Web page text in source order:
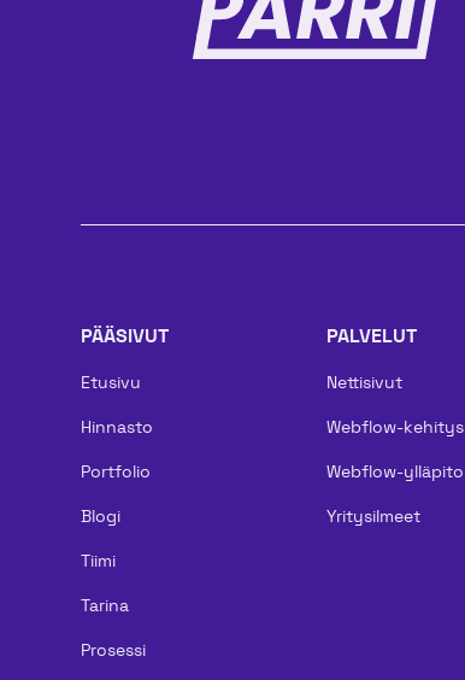
PÄÄSIVUT
Etusivu
Hinnasto
Portfolio
Blogi
Tiimi
Tarina
Prosessi
PALVELUT
Nettisivut
Webflow-kehitys
Webflow-ylläpito
Yritysilmeet